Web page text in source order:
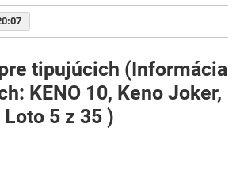
tipujúcich (Informácia
KENO 10, Keno Joker,
5 z 35 )